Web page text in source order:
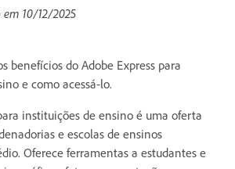
em 10/12/2025
benefícios do Adobe Express para
e como acessá-lo.
instituições de ensino é uma oferta
e escolas de ensinos
Oferece ferramentas a estudantes e